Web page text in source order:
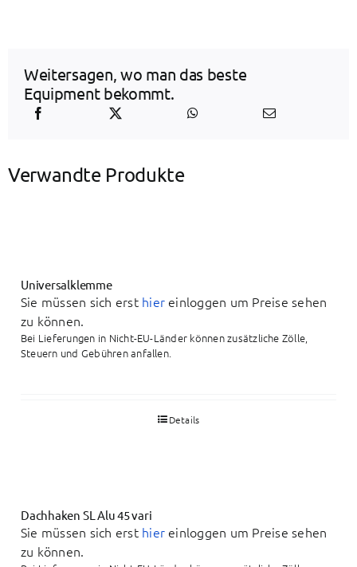
Weitersagen, wo man das beste
Equipment bekommt.
Verwandte Produkte
Universalklemme
Sie müssen sich erst hier einloggen um Preise sehen
zu können.
Bei Lieferungen in Nicht-EU-Länder können zusätzliche Zölle,
Steuern und Gebühren anfallen.
Details
Dachhaken SL Alu 45 vari
Sie müssen sich erst hier einloggen um Preise sehen
zu können.